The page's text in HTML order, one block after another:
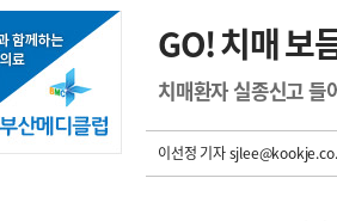
GO! 치매 보
치매환자 실종신고 들
이선정 기자